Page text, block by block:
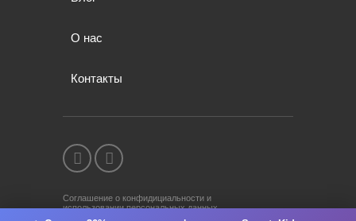
О нас
Контакты
Соглашение о конфидициальности и
использовании персональных данных